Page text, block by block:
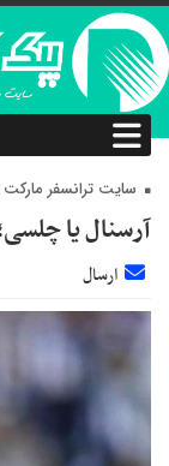
سایت ترانسفر مارکت
آرسنال یا
ارسال